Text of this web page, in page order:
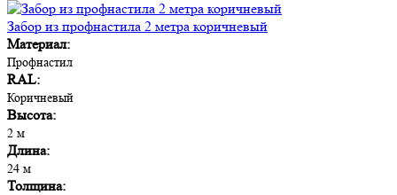
Забор из профнастила 2 метра коричневый
Материал:
Профнастил
RAL:
Коричневый
Высота:
2 м
Длина:
24 м
Толщина: